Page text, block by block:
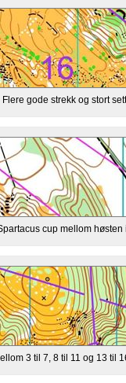
gode strekk og stort
cup mellom
3 til 7, 8 til 11 og 13 til